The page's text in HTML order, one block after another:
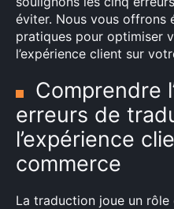
éviter. Nous vous offrons
pratiques pour optimiser
l’expérience client sur
Comprendre
erreurs de
l’expérience
commerce
La traduction joue un rôle